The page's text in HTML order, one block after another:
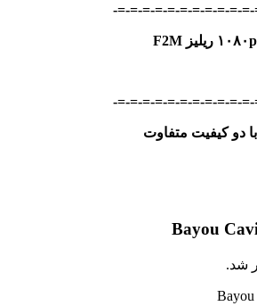
-=-=-=-=-=-=-=-=-=-=-
-=-=-=-=-=-=-=-=-=-=-
دو کیفیت متفاوت
شد.